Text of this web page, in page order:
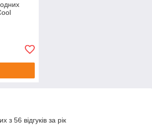
з 56 відгуків за рік